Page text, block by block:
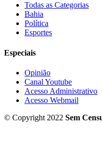
Todas as Categorias
Bahia
Política
Esportes
Especiais
Opinião
Canal Youtube
Acesso Administrativo
Acesso Webmail
© Copyright 2022 Sem